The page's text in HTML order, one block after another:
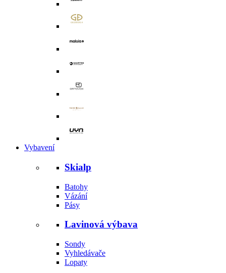
Vybavení
Skialp
Batohy
Vázání
Pásy
Lavinová výbava
Sondy
Vyhledávače
Lopaty